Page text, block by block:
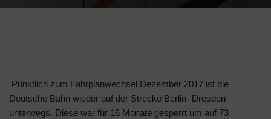
Pünktlich zum Fahrplanwechsel Dezember 2017 ist die
Deutsche Bahn wieder auf der Strecke Berlin- Dresden
unterwegs. Diese war für 16 Monate gesperrt um auf 73